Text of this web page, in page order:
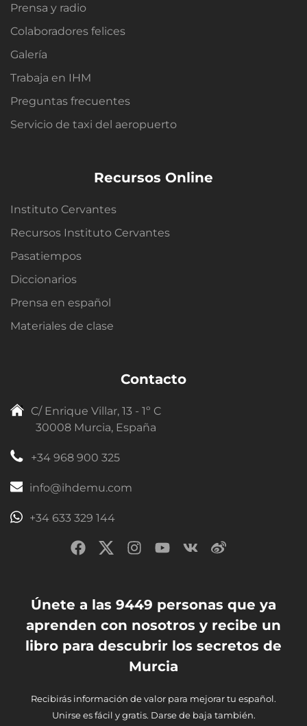
Prensa y radio
Colaboradores felices
Galería
Trabaja en IHM
Preguntas frecuentes
Servicio de taxi del aeropuerto
Recursos Online
Instituto Cervantes
Recursos Instituto Cervantes
Pasatiempos
Diccionarios
Prensa en español
Materiales de clase
Contacto
C/ Enrique Villar, 13 - 1º C
30008 Murcia, España
+34 968 900 325
info@ihdemu.com
+34 633 329 144
Únete a las 9449 personas que ya
aprenden con nosotros y recibe un
libro para descubrir los secretos de
Murcia
Recibirás información de valor para mejorar tu español.
Unirse es fácil y gratis. Darse de baja también.